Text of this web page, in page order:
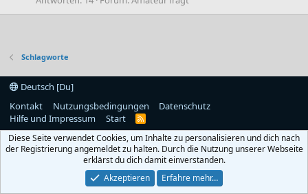
Schlagworte
Deutsch [Du]
Kontakt
Nutzungsbedingungen
Datenschutz
Hilfe und Impressum
Start
R
S
Diese Seite verwendet Cookies, um Inhalte zu personalisieren und dich nach
der Registrierung angemeldet zu halten. Durch die Nutzung unserer Webseite
erklärst du dich damit einverstanden.
Akzeptieren
Erfahre mehr…